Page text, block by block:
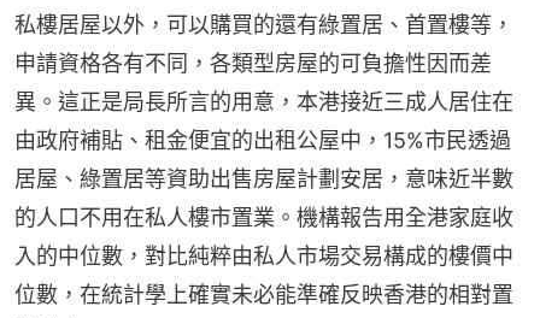
私樓居屋以外，可以購買的還有綠置居、首置樓等，
申請資格各有不同，各類型房屋的可負擔性因而差
異。這正是局長所言的用意，本港接近三成人居住在
由政府補貼、租金便宜的出租公屋中，15%市民透過
居屋、綠置居等資助出售房屋計劃安居，意味近半數
的人口不用在私人樓市置業。機構報告用全港家庭收
入的中位數，對比純粹由私人市場交易構成的樓價中
位數，在統計學上確實未必能準確反映香港的相對置